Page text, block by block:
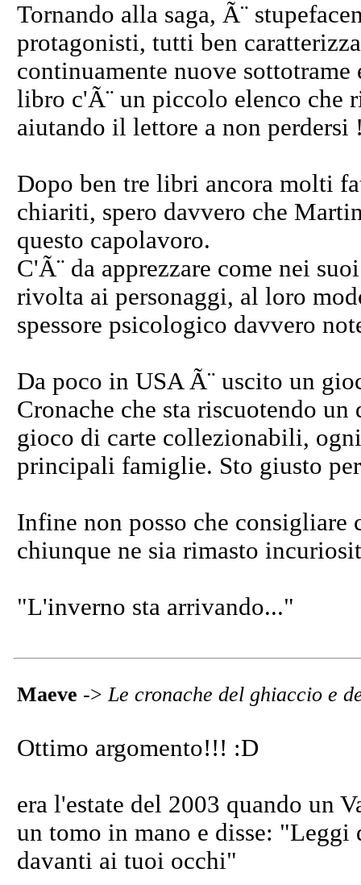
Tornando alla saga, Ã¨
protagonisti, tutti ben
continuamente nuove
libro c'Ã¨ un piccolo elenco
aiutando il lettore a non perdersi
Dopo ben tre libri ancora molti
chiariti, spero davvero che
questo capolavoro.
C'Ã¨ da apprezzare come nei
rivolta ai personaggi, al loro
spessore psicologico davvero
Da poco in USA Ã¨ uscito un
Cronache che sta riscuotendo
gioco di carte collezionabili,
principali famiglie. Sto giusto
Infine non posso che consigliare
chiunque ne sia rimasto
"L'inverno sta arrivando..."
Maeve ->Le cronache del ghiaccio e
Ottimo argomento!!! :D
era l'estate del 2003 quando un
un tomo in mano e disse:
davanti ai tuoi occhi"